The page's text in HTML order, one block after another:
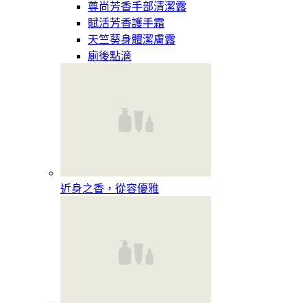
尊尚芳香手部清潔露
賦活芳香護手霜
天竺葵身體潔膚露
廁後點滴
近身之香，從容優雅